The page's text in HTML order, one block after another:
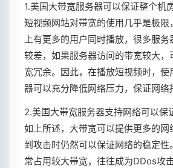
1.美国大带宽服务器可以保证整个机
短视频网站对带宽的使用几乎是极限
上有更多的用户同时播放，很多服
较差，如果服务器访问的带宽较大，
宽冗余。因此，在播放短视频时，
器可以充分降低网络压力，保证网络
2.美国大带宽服务器支持网络可以保
如上所述，大带宽可以提供更多的网
到攻击时仍然可以保证网络的稳定
常占用较大带宽，往往成为DDos攻